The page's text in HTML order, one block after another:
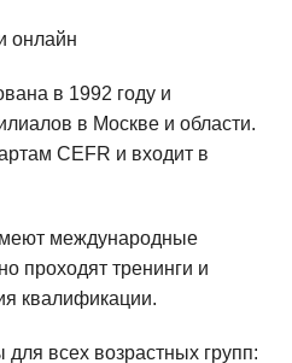
онлайн
в 1992 году и
в Москве и области.
CEFR и входит в
международные
проходят тренинги и
квалификации.
для всех возрастных групп: